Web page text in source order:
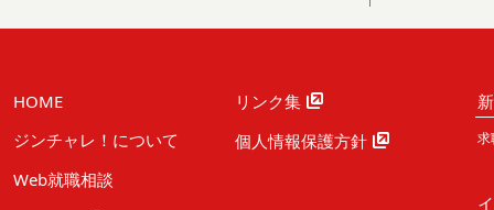
HOME
ジンチャレ！について
Web就職相談
リンク集
個人情報保護方針